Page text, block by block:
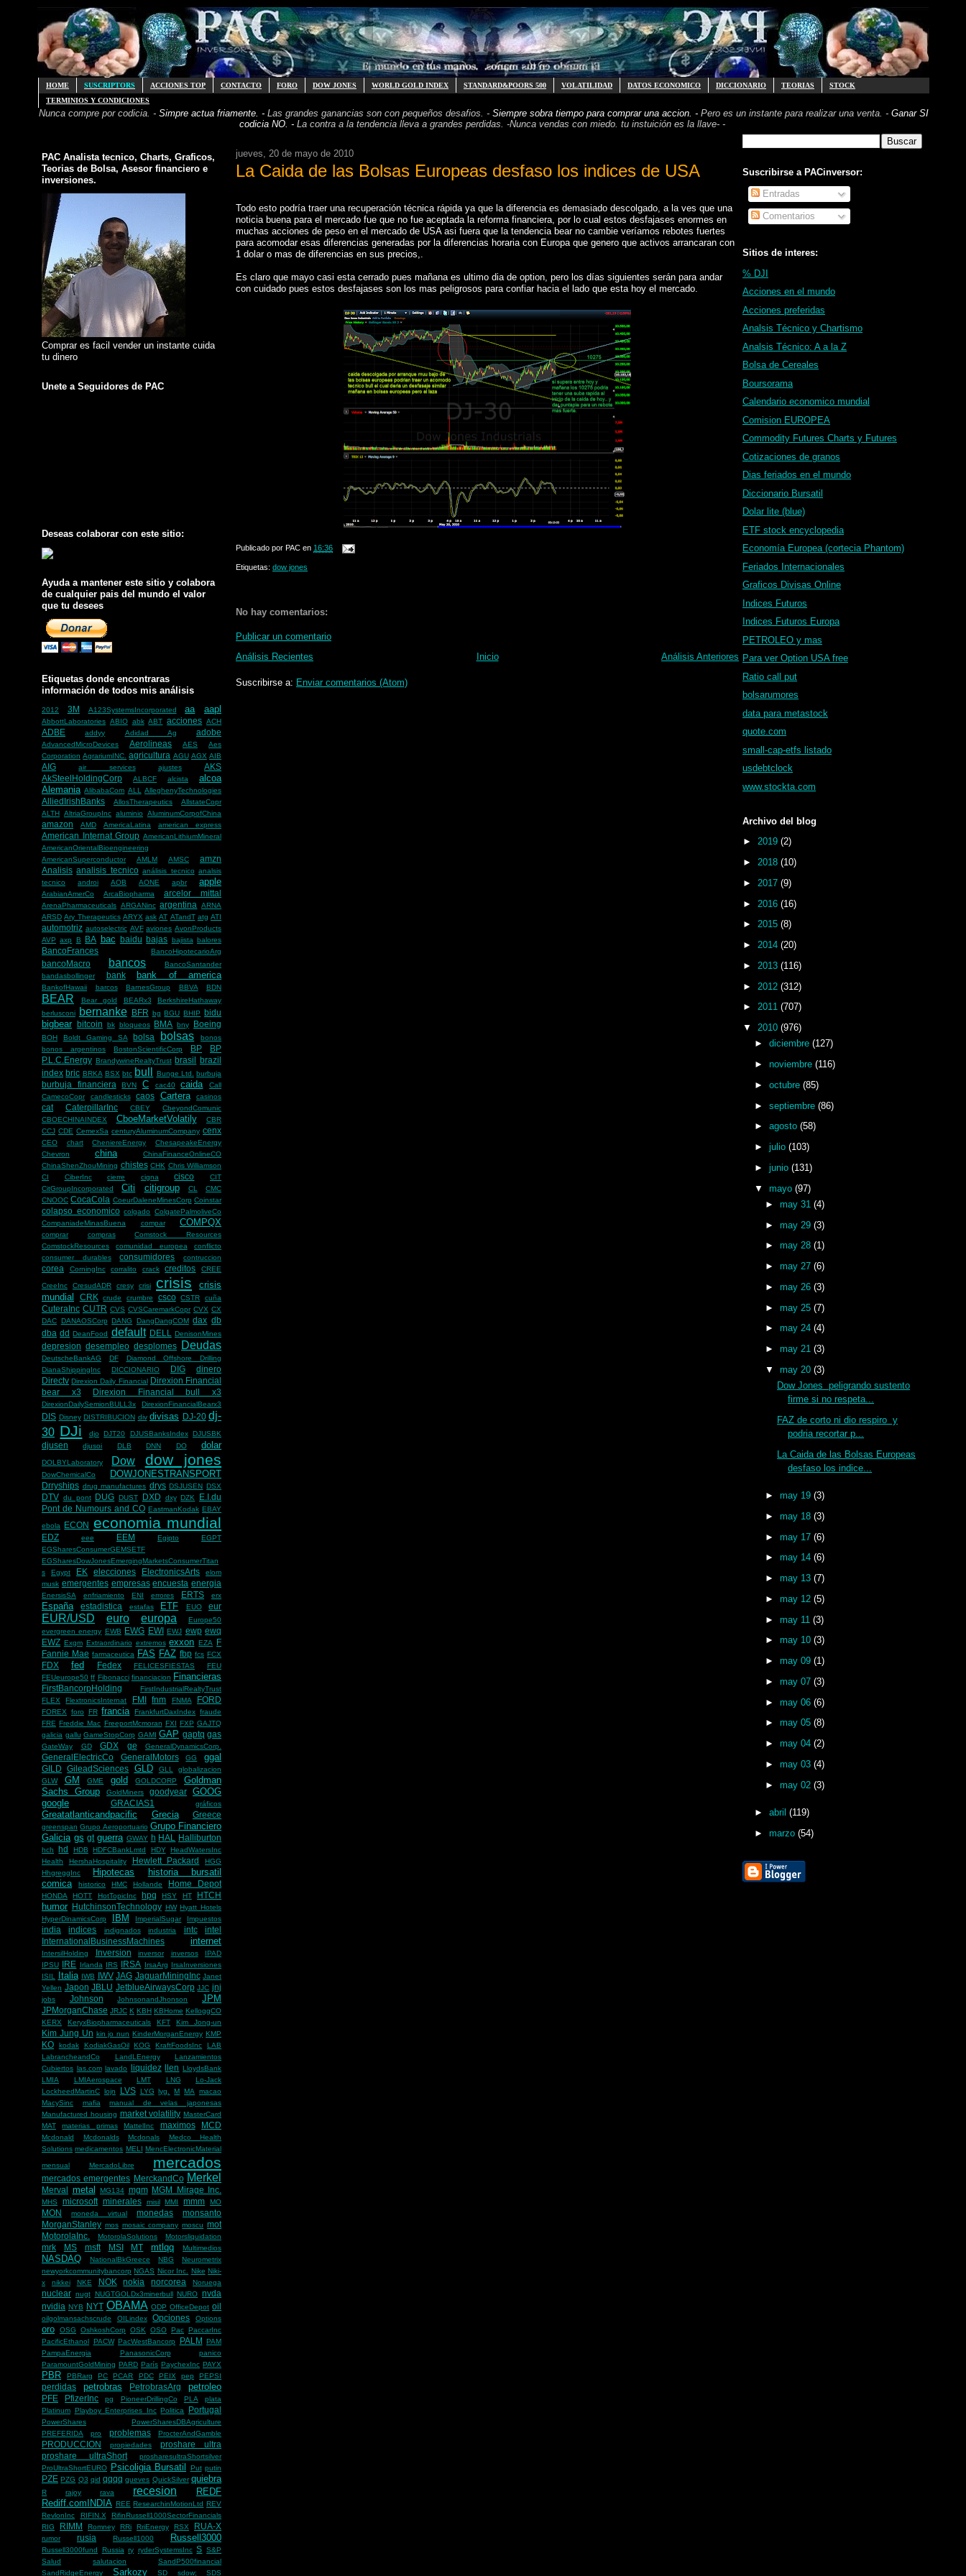
HOME SUSCRIPTORS ACCIONES TOP CONTACTO FORO DOW JONES WORLD GOLD INDEX STANDARD&POORS 500 VOLATILIDAD DATOS ECONOMICO DICCIONARIO TEORIAS
STOCK
TERMINIOS Y CONDICIONES
Nunca compre por codicia. - Simpre actua friamente. - Las grandes ganancias son con pequeños desafios. - Siempre sobra tiempo para comprar una accion. - Pero es un instante para realizar una venta. - Ganar SI
codicia NO. - La contra a la tendencia lleva a grandes perdidas. -Nunca vendas con miedo. tu instuición es la llave- -
PAC Analista tecnico, Charts, Graficos,
Teorias de Bolsa, Asesor financiero e
inversiones.
Comprar es facil vender un instante cuida
tu dinero
Unete a Seguidores de PAC
Deseas colaborar con este sitio:
Ayuda a mantener este sitio y colabora
de cualquier pais del mundo el valor
que tu desees
Etiquetas donde encontraras
información de todos mis análisis
2012 3M A123SystemsIncorporated aa aapl
AbbottLaboratories ABIO abk ABT acciones ACH
ADBE addyy Adidad Ag adobe
AdvancedMicroDevices Aerolineas AES
Aes
Corporation AgrariumINC. agricultura AGU AGX AIB
AIG air services ajustes
AKS
AkSteelHoldingCorp
ALBCF alcista
alcoa
Alemania AlibabaCom ALL AlleghenyTechnologies
AlliedIrishBanks AllosTherapeutics
AllstateCopr
ALTH
AltriaGroupInc aluminio AluminumCorpofChina
amazon AMD AmericaLatina american express
American Internat Group AmericanLithiumMineral
AmericanOrientalBioengineering
AmericanSuperconductor
AMLM AMSC
amzn
Analisis analisis tecnico análisis tecnico analsis
tecnico
androi AOB AONE apbr apple
ArabianAmerCo ArcaBiopharma arcelor mittal
ArenaPharmaceuticals ARGANinc argentina
ARNA
ARSD Ary Therapeutics ARYX ask AT ATandT atg ATI
automotriz autoselectric AVF aviones AvonProducts
AVP axp B BA bac baidu bajas bajista balores
BancoFrances BancoHipotecarioArg
bancoMacro bancos
BancoSantander
bandasbollinger
bank bank of america
BankofHawaii barcos BarnesGroup BBVA BDN
BEAR Bear gold BEARx3
BerkshireHathaway
berlusconi
bernanke BFR bg BGU BHIP bidu
bigbear bitcoin bk bloqueos BMA bny Boeing
BOH Boldt Gaming SA bolsa bolsas
bonos
bonos argentinos
BostonScientificCorp BP
BP
P.L.C.Energy BrandywineRealtyTrust brasil
brazil
index bric BRKA BSX btc bull Bunge Ltd. burbuja
burbuja financiera BVN C cac40 caida
Call
CamecoCopr
candlesticks caos Cartera casinos
cat CaterpillarInc CBEY
CbeyondComunic
CBOECHINAINDEX
CboeMarketVolatily
CBR
CCJ CDE CemexSa centuryAluminumCompany cenx
CEO chart CheniereEnergy
ChesapeakeEnergy
Chevron
china
ChinaFinanceOnlineCO
ChinaShenZhouMining chistes CHK Chris Williamson
CI
CiberInc cierre cigna cisco
CIT
CitGroupIncorporated
Citi citigroup CL
CMC
CNOOC CocaCola CoeurDaleneMinesCorp Coinstar
colapso economico colgado
ColgatePalmoliveCo
CompaniadeMinasBuena
compar COMPQX
comprar compras
Comstock Resources
ComstockResources
comunidad europea
conflicto
consumer durables
consumidores contruccion
corea CorningInc corralito crack creditos CREE
CreeInc CresudADR cresy crisi crisis
crisis
mundial
CRK crude crumbre csco CSTR cuña
CuteraInc CUTR CVS CVSCaremarkCopr CVX CX
DAC
DANAOSCorp DANG DangDangCOM dax db
dba dd DeanFood default DELL DenisonMines
depresion desempleo desplomes Deudas
DeutscheBankAG DF
Diamond Offshore Drilling
DianaShippingInc
DICCIONARIO DIG
dinero
Directv Direxion Daily Financial
Direxion Financial
bear x3
Direxion Financial bull x3
DirexionDailySemionBULL3x DirexionFinancialBearx3
DIS Disney DISTRIBUCION div divisas DJ-20 dj-
30 DJi djo DJT20 DJUSBanksIndex DJUSBK
djusen djusoi DLB DNN DO dolar
DOLBYLaboratory Dow dow jones
DowChemicalCo DOWJONESTRANSPORT
Drryships drug manufactures drys DSJUSEN DSX
DTV du pont DUG DUST DXD dxy DZK
E.I.du
Pont de Numours and CO EastmanKodak EBAY
ebola ECON economia mundial
EDZ eee EEM Egipto
EGPT
EGSharesConsumerGEMSETF
EGSharesDowJonesEmergingMarketsConsumerTitan
s
Egypt EK elecciones ElectronicsArts
elom
musk emergentes empresas encuesta energia
EnersisSA enfriamiento ENI errores ERTS erx
España estadistica estafas ETF EUO eur
EUR/USD euro europa
Europe50
evergreen energy EWB EWG EWI EWJ ewp ewq
EWZ Exgm Extraordinario extremos exxon EZA
F
Fannie Mae farmaceutica FAS FAZ fbp fcs FCX
FDX fed Fedex FELICESFIESTAS
FEU
FEUeurope50 ff Fibonacci financiacion Financieras
FirstBancorpHolding
FirstIndustrialRealtyTrust
FLEX
FlextronicsInternat FMI fnm FNMA FORD
FOREX foro FR francia FrankfurtDaxIndex fraude
FRE Freddie Mac FreeportMcmoran FXI FXP GAJTQ
galicia gallu GameStopCorp GAMI GAP gaptq gas
GateWay GD GDX ge GeneralDynamicsCorp.
GeneralElectricCo GeneralMotors GG ggal
GILD GileadSciences GLD GLL
globalizacion
GLW
GM GME gold GOLDCORP
Goldman
Sachs Group
GoldMiners goodyear
GOOG
google
GRACIAS1 gráficos
Greatatlanticandpacific Grecia Greece
greenspan Grupo Aeroportuario Grupo Financiero
Galicia gs gt guerra GWAY h HAL Halliburton
hch hd HDB HDFCBankLmtd HDY
HeadWatersInc
Health
HershaHospitality Hewlett Packard
HGG
HhgreggInc
Hipotecas
historia bursatil
comica
historico HMC Hollande Home Depot
HONDA HOTT HotTopicInc hpq HSY HT HTCH
humor HutchinsonTechnology HW Hyatt Hotels
HyperDinamicsCorp
IBM ImperialSugar Impuestos
india indices indignados industria intc
intel
InternationalBusinessMachines
internet
IntersilHolding Inversion inversor inversos
IPAD
IPSU
IRE Irlanda IRS IRSA IrsaArg
IrsaInversiones
ISIL
Italia IWB IWV JAG JaguarMiningInc Janet
Yellen Japon JBLU JetblueAirwaysCorp JJC jnj
jobs Johnson JohnsonandJhonson JPM
JPMorganChase JRJC K KBH KBHome KelloggCO
KERX
KeryxBiopharmaceuticals KFT Kim Jong-un
Kim Jung Un kin jo nun KinderMorganEnergy KMP
KO kodak KodiakGasOil KOG KraftFoodsInc
LAB
LabrancheandCo
LandLEnergy
Lanzamientos
Cubiertos
las.com lavado liquidez llen
LloydsBank
LMIA
LMIAerospace LMT LNG
Lo-Jack
LockheedMartinC
lojn LVS LYG lyg. M MA macao
MacySinc
mafia
manual de velas japonesas
Manufactured housing market volatility MasterCard
MAT
materias primas MattelInc maximos MCD
Mcdonald Mcdonalds Mcdonals
Medco Health
Solutions medicamentos MELI MencElectronicMaterial
mensual MercadoLibre mercados
mercados emergentes MerckandCo Merkel
Merval metal MG134 mgm MGM Mirage Inc.
MHS microsoft minerales misil MMI mmm MO
MON moneda virtual monedas
monsanto
MorganStanley mos mosaic company moscu mot
MotorolaInc.
MotorolaSolutions Motorsliquidation
mrk MS msft MSI MT mtlqq Multimedios
NASDAQ NationalBkGreece NBG
Neurometrix
newyorkcommunitybancorp NGAS Nicor Inc. Nike Niki-
x
nikkei NKE NOK nokia norcorea Noruega
nuclear nugt NUGTGOLDx3minerbull NURO nvda
nvidia NYB NYT OBAMA ODP OfficeDepot oil
oilgolmansachscrude OILindex Opciones Options
oro OSG OshkoshCorp OSK OSO Pac
PaccarInc
PacificEthanol
PACW PacWestBancorp PALM
PAM
PampaEnergia
PanasonicCorp
panico
ParamountGoldMining PARD París PaychexInc PAYX
PBR PBRarg PC PCAR PDC PEIX pep PEPSI
perdidas petrobras PetrobrasArg petroleo
PFE PfizerInc pg PioneerDrillingCo PLA
plata
Platinum
Playboy Enterprises Inc Politica Portugal
PowerShares
PowerSharesDBAgriculture
PREFERIDA
pro problemas ProcterAndGamble
PRODUCCION propiedades
proshare ultra
proshare ultraShort
prosharesultraShortsilver
ProUltraShortEURO
Psicoligia Bursatil Put putin
PZE PZG Q3 qid qqqq queves QuickSilver quiebra
R rajoy rava recesion
REDF
Rediff.comINDIA REE ResearchinMotionLtd
REV
RevlonInc
RIFIN.X
RifinRussell1000SectorFinancials
RIG
RIMM Romney RRi RriEnergy RSX RUA-X
rumor rusia Russell1000 Russell3000
Russell3000fund Russia ry ryderSystemsInc S S&P
Salud
salutacion
SandP500financial
SandRidgeEnergy
Sarkozy SD sdow; SDS
jueves, 20 de mayo de 2010
La Caida de las Bolsas Europeas desfaso los indices de USA
Todo esto podría traer una recuperación técnica rápida ya que la diferencia es demasiado descolgado, a la ves que una
noticia buena para el mercado fue que no fue aceptada la reforma financiera, por lo cual estos desfajases enormes en
muchas acciones de peso en el mercado de USA asi fuera que la tendencia bear no cambie veríamos rebotes fuertes
para acomodar esas diferencias generadas por la diferencias horaria con Europa que genero que activos arrancaran con
1 dolar o mas de diferencias en sus precios,.
Es claro que mayo casi esta cerrado pues mañana es ultimo dia de option, pero los días siguientes serán para andar
con cuidado pues estos desfajases son los mas peligrosos para confiar hacia el lado que esta hoy el mercado.
Publicado por PAC en 16:36
Etiquetas: dow jones
No hay comentarios:
Publicar un comentario
Análisis Recientes
Análisis Anteriores
Inicio
Suscribirse a: Enviar comentarios (Atom)
Suscribirse a PACinversor:
Entradas
Comentarios
Sitios de interes:
% DJI
Acciones en el mundo
Acciones preferidas
Analsis Técnico y Chartismo
Analsis Técnico: A a la Z
Bolsa de Cereales
Boursorama
Calendario economico mundial
Comision EUROPEA
Commodity Futures Charts y Futures
Cotizaciones de granos
Dias feriados en el mundo
Diccionario Bursatil
Dolar lite (blue)
ETF stock encyclopedia
Economía Europea (cortecia Phantom)
Feriados Internacionales
Graficos Divisas Online
Indices Futuros
Indices Futuros Europa
PETROLEO y mas
Para ver Option USA free
Ratio call put
bolsarumores
data para metastock
quote.com
small-cap-etfs listado
usdebtclock
www.stockta.com
Archivo del blog
► 2019 (2)
► 2018 (10)
► 2017 (9)
► 2016 (16)
► 2015 (8)
► 2014 (20)
► 2013 (116)
► 2012 (312)
► 2011 (707)
▼ 2010 (976)
► diciembre (127)
► noviembre (116)
► octubre (85)
► septiembre (86)
► agosto (58)
► julio (103)
► junio (131)
▼ mayo (97)
► may 31(4)
► may 29(3)
► may 28(1)
► may 27(6)
► may 26(3)
► may 25(7)
► may 24(4)
► may 21(3)
▼ may 20(3)
Dow Jones peligrando sustento
firme si no respeta...
FAZ de corto ni dio respiro y
podria recortar p...
La Caida de las Bolsas Europeas
desfaso los indice...
► may 19(3)
► may 18(3)
► may 17(6)
► may 14(6)
► may 13(7)
► may 12(5)
► may 11(3)
► may 10(3)
► may 09(1)
► may 07(3)
► may 06(6)
► may 05(8)
► may 04(2)
► may 03(4)
► may 02(3)
► abril (119)
► marzo (54)